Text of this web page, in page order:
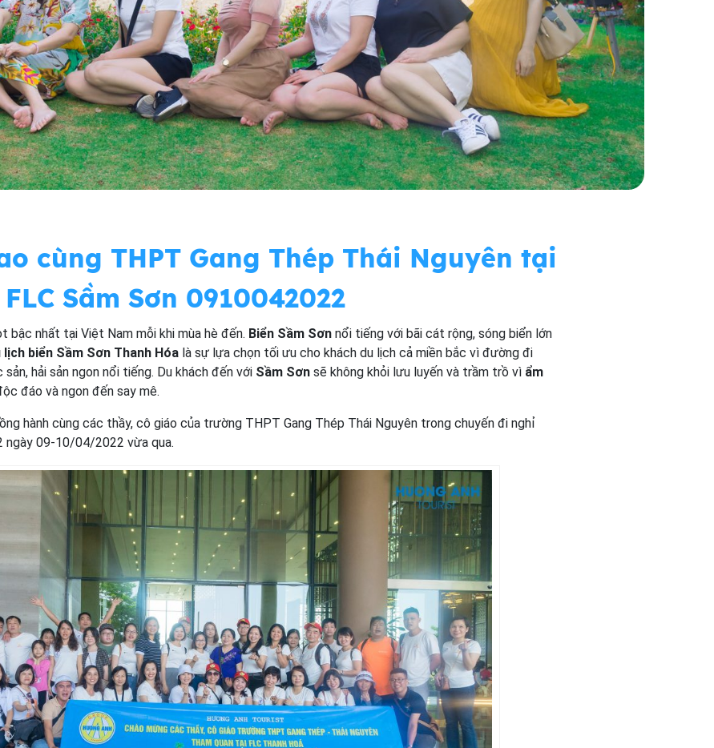
cùng THPT Gang Thép Thái Nguyên tại
FLC Sầm Sơn 0910042022
bậc nhất tại Việt Nam mỗi khi mùa hè đến. Biển Sầm Sơn nổi tiếng với bãi cát rộng, sóng biển lớn
lịch biển Sầm Sơn Thanh Hóa là sự lựa chọn tối ưu cho khách du lịch cả miền bắc vì đường đi
hải sản ngon nổi tiếng. Du khách đến với Sầm Sơn sẽ không khỏi lưu luyến và trầm trồ vì ẩm
đáo và ngon đến say mê.
hành cùng các thầy, cô giáo của trường THPT Gang Thép Thái Nguyên trong chuyến đi nghỉ
ngày 09-10/04/2022 vừa qua.